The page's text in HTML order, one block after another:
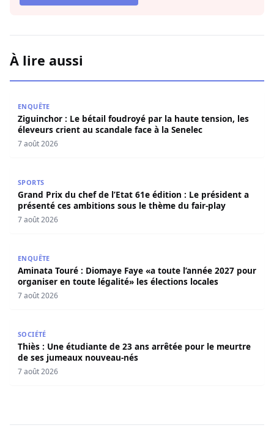
À lire aussi
ENQUÊTE
Ziguinchor : Le bétail foudroyé par la haute tension, les
éleveurs crient au scandale face à la Senelec
7 août 2026
SPORTS
Grand Prix du chef de l’Etat 61e édition : Le président a
présenté ces ambitions sous le thème du fair-play
7 août 2026
ENQUÊTE
Aminata Touré : Diomaye Faye «a toute l’année 2027 pour
organiser en toute légalité» les élections locales
7 août 2026
SOCIÉTÉ
Thiès : Une étudiante de 23 ans arrêtée pour le meurtre
de ses jumeaux nouveau-nés
7 août 2026